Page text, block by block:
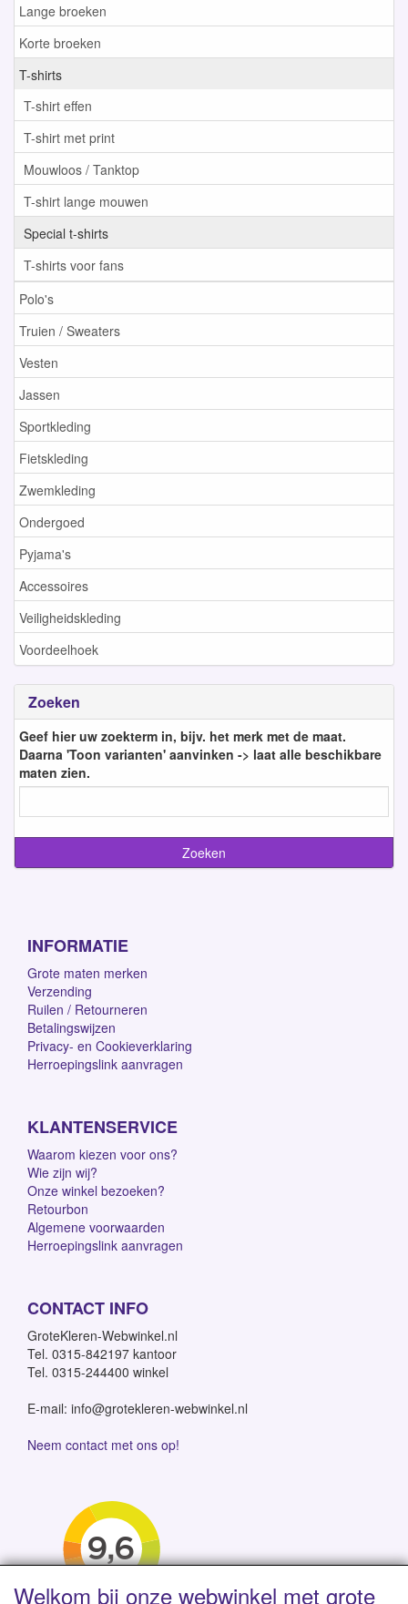
Lange broeken
Korte broeken
T-shirts
T-shirt effen
T-shirt met print
Mouwloos / Tanktop
T-shirt lange mouwen
Special t-shirts
T-shirts voor fans
Polo's
Truien / Sweaters
Vesten
Jassen
Sportkleding
Fietskleding
Zwemkleding
Ondergoed
Pyjama's
Accessoires
Veiligheidskleding
Voordeelhoek
Zoeken
Geef hier uw zoekterm in, bijv. het merk met de maat.
Daarna 'Toon varianten' aanvinken -> laat alle beschikbare
maten zien.
INFORMATIE
Grote maten merken
Verzending
Ruilen / Retourneren
Betalingswijzen
Privacy- en Cookieverklaring
Herroepingslink aanvragen
KLANTENSERVICE
Waarom kiezen voor ons?
Wie zijn wij?
Onze winkel bezoeken?
Retourbon
Algemene voorwaarden
Herroepingslink aanvragen
CONTACT INFO
GroteKleren-Webwinkel.nl
Tel. 0315-842197 kantoor
Tel. 0315-244400 winkel
E-mail: info@grotekleren-webwinkel.nl
Neem contact met ons op!
Welkom bij onze webwinkel met grote